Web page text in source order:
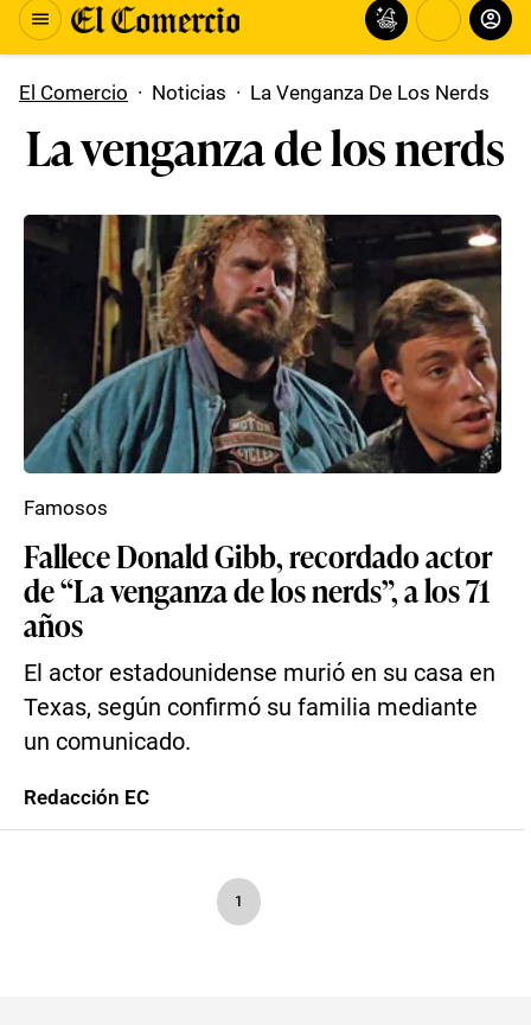
El Comercio · Noticias · La Venganza De Los Nerds
La venganza de los nerds
Fallece Donald Gibb, recordado actor
de “La venganza de los nerds”, a los 71
años
El actor estadounidense murió en su casa en
Texas, según confirmó su familia mediante
un comunicado.
Famosos
Redacción EC
1